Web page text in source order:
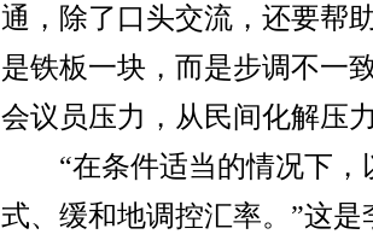
通，除了口头交流，还要帮
是铁板一块，而是步调不一
会议员压力，从民间化解压
“在条件适当的情况下，
式、缓和地调控汇率。”这